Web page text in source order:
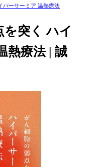
パーサーミア 温熱療法
突く ハイ
熱療法 | 誠